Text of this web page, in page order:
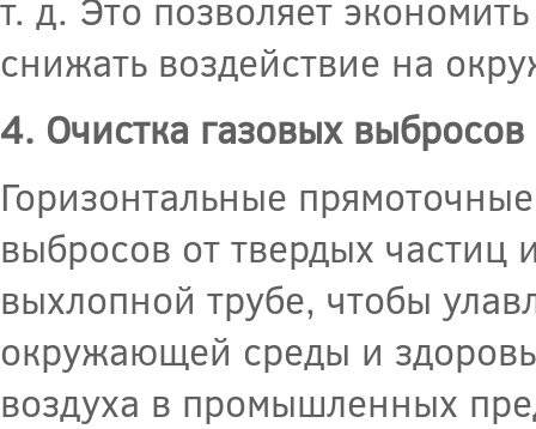
снижать воздействие на
4. Очистка газовых выбросов
Горизонтальные
выбросов от твердых частиц
выхлопной трубе, чтобы
окружающей среды и
воздуха в промышленных